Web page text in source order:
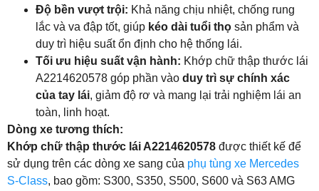
Độ bền vượt trội: Khả năng chịu nhiệt, chống rung
lắc và va đập tốt, giúp kéo dài tuổi thọ sản phẩm và
duy trì hiệu suất ổn định cho hệ thống lái.
Tối ưu hiệu suất vận hành: Khớp chữ thập thước lái
A2214620578 góp phần vào duy trì sự chính xác
của tay lái, giảm độ rơ và mang lại trải nghiệm lái an
toàn, linh hoạt.
Dòng xe tương thích:
Khớp chữ thập thước lái A2214620578 được thiết kế để
sử dụng trên các dòng xe sang của phụ tùng xe Mercedes
S-Class, bao gồm: S300, S350, S500, S600 và S63 AMG